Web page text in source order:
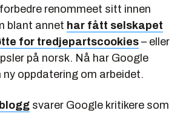
renommeet sitt innen
blant annet har fått selskapet
for tredjepartscookies– eller
på norsk. Nå har Google
ny oppdatering om arbeidet.
blogg svarer Google kritikere som